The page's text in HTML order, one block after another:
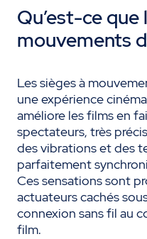
Qu’est-ce
mouvements
Les sièges à
une expérience
améliore les films en
spectateurs, très
des vibrations et des
parfaitement
Ces sensations sont
actuateurs cachés
connexion sans fil au
film.